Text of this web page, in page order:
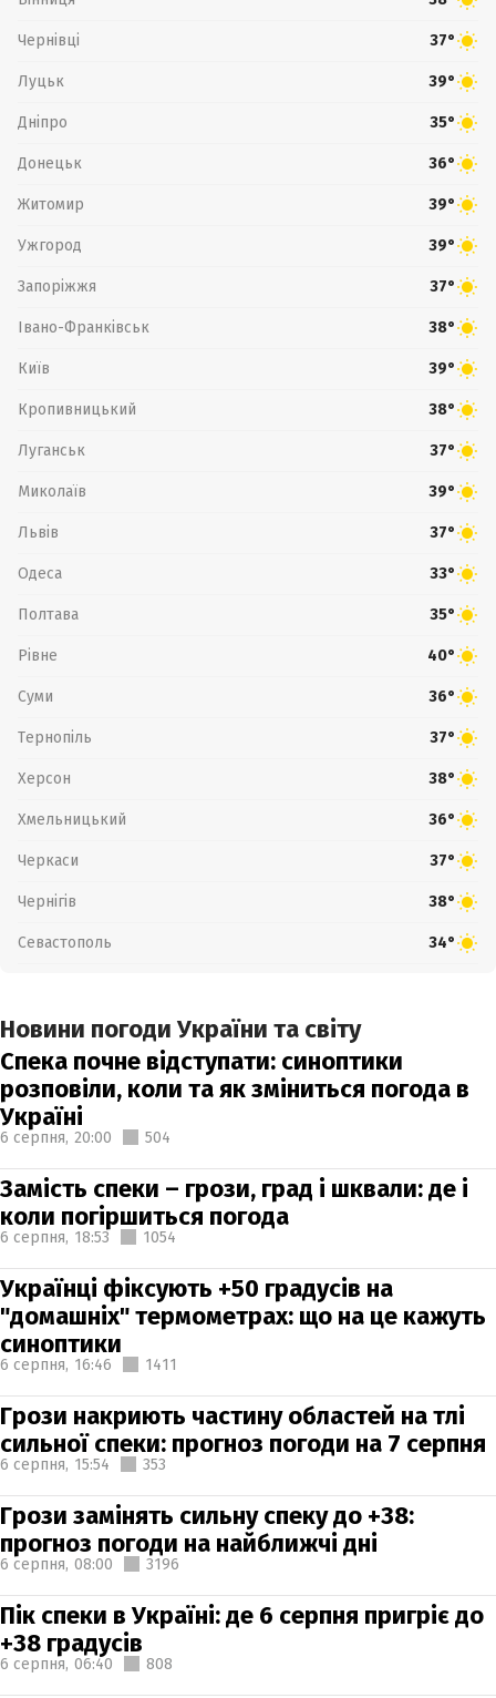
Чернівці 37°
Луцьк 39°
Дніпро 35°
Донецьк 36°
Житомир 39°
Ужгород 39°
Запоріжжя 37°
Івано-Франківськ 38°
Київ 39°
Кропивницький 38°
Луганськ 37°
Миколаїв 39°
Львів 37°
Одеса 33°
Полтава 35°
Рівне 40°
Суми 36°
Тернопіль 37°
Херсон 38°
Хмельницький 36°
Черкаси 37°
Чернігів 38°
Севастополь 34°
Новини погоди України та світу
Спека почне відступати: синоптики
розповіли, коли та як зміниться погода в
Україні
6 серпня, 20:00 504
Замість спеки – грози, град і шквали: де і
коли погіршиться погода
6 серпня, 18:53 1054
Українці фіксують +50 градусів на
"домашніх" термометрах: що на це кажуть
синоптики
6 серпня, 16:46 1411
Грози накриють частину областей на тлі
сильної спеки: прогноз погоди на 7 серпня
6 серпня, 15:54 353
Грози замінять сильну спеку до +38:
прогноз погоди на найближчі дні
6 серпня, 08:00 3196
Пік спеки в Україні: де 6 серпня пригріє до
+38 градусів
6 серпня, 06:40 808